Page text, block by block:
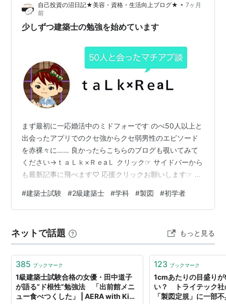
自己投資の沼日記★美容・資格・生活向上ブログ★ • 7ヶ月
前
少しずつ建築士の勉強を始めています
まず最初に一応婚活中のミドフォーです のべ50人以上と
出会ったアプリでのクセ強からクセ弱男性のエピソード
を赤裸々に…… 良かったらこちらのブログも覗いてみて
ください→ｔａＬｋ×ＲｅaＬ クリック☞ サイドバーから
も最新記事に飛べます♡ 応援クリックお願いします☞ 年
を少しずつ始めています Hとは前回の記事を参照くださ
い☟ harua-no.com 学科の映像授業は (過去7年分の問題
築施工 の単元に分かれており 1問、1問解説を聞きながら
進めていきます 1問終わる度に振り返りの小テスト…
#建築士試験 #2級建築士 #学科 #製図 #初学者
ネットで話題 もっと見る
385 ブックマーク
1級建築士試験合格の女優・田中道子
が語る”ド根性”勉強法 「出前館メニ
ュー食べつくした」 | AERA with Kids
123 ブックマーク
1cmあたりの目盛り
い？ トライテック社
「製図定規」に一部